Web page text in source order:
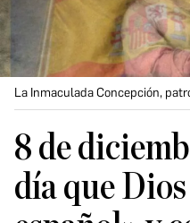
La Inmaculada Concepción,
8 de
día que